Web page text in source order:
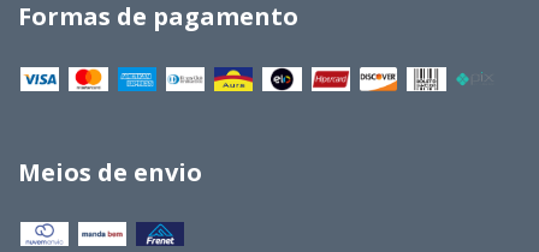
Formas de pagamento
Meios de envio